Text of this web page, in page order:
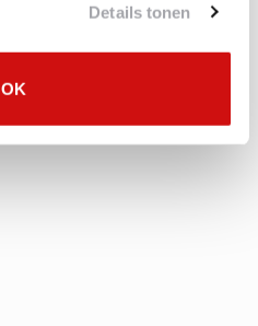
Details tonen
OK